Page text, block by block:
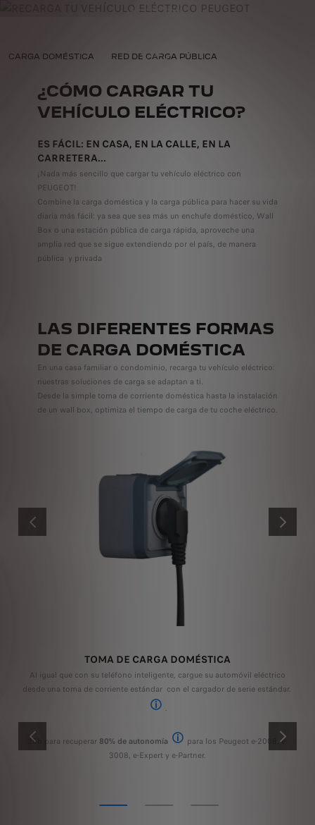
CARGA DOMÉSTICA RED DE CARGA PÚBLICA
¿CÓMO CARGAR TU
VEHÍCULO ELÉCTRICO?
ES FÁCIL: EN CASA, EN LA CALLE, EN LA
CARRETERA...
¡Nada más sencillo que cargar tu vehículo eléctrico con
PEUGEOT!
Combine la carga doméstica y la carga pública para hacer su vida
diaria más fácil: ya sea que sea más un enchufe doméstico, Wall
Box o una estación pública de carga rápida, aproveche una
amplia red que se sigue extendiendo por el país, de manera
pública y privada
LAS DIFERENTES FORMAS
DE CARGA DOMÉSTICA
En una casa familiar o condominio, recarga tu vehículo eléctrico:
nuestras soluciones de carga se adaptan a ti.
Desde la simple toma de corriente doméstica hasta la instalación
de un wall box, optimiza el tiempo de carga de tu coche eléctrico.
ANTERIOR
ANTERIOR
TOMA DE CARGA DOMÉSTICA
Al igual que con su teléfono inteligente, cargue su automóvil eléctrico
desde una toma de corriente estándar con el cargador de serie estándar.
.
25h para recuperar 80% de autonomía
de 0 a 80% de carga de la batería
para los Peugeot e-2008, e-
3008, e-Expert y e-Partner​.